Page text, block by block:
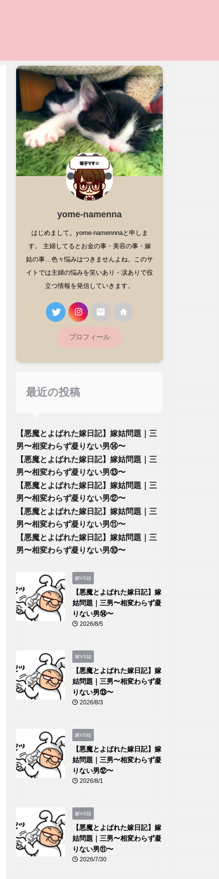
yome-namenna
はじめまして。yome-namennnaと申しま
す。 主婦してるとお金の事・美容の事・嫁
姑の事…色々悩みはつきませんよね。このサ
イトでは主婦の悩みを笑いあり・涙ありで役
立つ情報を発信していきます。
プロフィール
最近の投稿
【悪魔とよばれた嫁日記】嫁姑問題｜三
男〜相変わらず凝りない男⑭〜
【悪魔とよばれた嫁日記】嫁姑問題｜三
男〜相変わらず凝りない男⑬〜
【悪魔とよばれた嫁日記】嫁姑問題｜三
男〜相変わらず凝りない男⑫〜
【悪魔とよばれた嫁日記】嫁姑問題｜三
男〜相変わらず凝りない男⑪〜
【悪魔とよばれた嫁日記】嫁姑問題｜三
男〜相変わらず凝りない男⑩〜
嫁VS姑
【悪魔とよばれた嫁日記】嫁
姑問題｜三男〜相変わらず凝
りない男⑭〜
2026/8/5
嫁VS姑
【悪魔とよばれた嫁日記】嫁
姑問題｜三男〜相変わらず凝
りない男⑬〜
2026/8/3
嫁VS姑
【悪魔とよばれた嫁日記】嫁
姑問題｜三男〜相変わらず凝
りない男⑫〜
2026/8/1
嫁VS姑
【悪魔とよばれた嫁日記】嫁
姑問題｜三男〜相変わらず凝
りない男⑪〜
2026/7/30